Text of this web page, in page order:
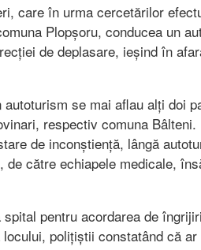
care în urma cercetărilor
Plopșoru, conducea un
de deplasare, ieșind în
se mai aflau alți doi
respectiv comuna
de inconștiență, lângă
către echiapele medicale,
pentru acordarea de
polițiștii constatând că